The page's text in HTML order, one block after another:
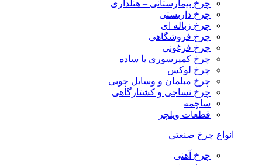
چرخ بیمارستانی – هتلداری
چرخ داربستی
چرخ زباله ای
چرخ فروشگاهی
چرخ فرغونی
چرخ کمپرسوری یا ساده
چرخ لوکس
چرخ مبلمان و وسایل چوبی
چرخ نساجی و کشتارگاهی
ساچمه
قطعات ویلچر
انواع چرخ صنعتی
چرخ آهنی